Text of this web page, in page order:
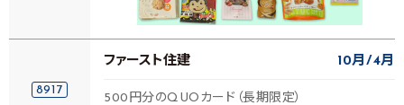
8917
ファースト住建 10月 4月
500円分のQUOカード（長期限定）